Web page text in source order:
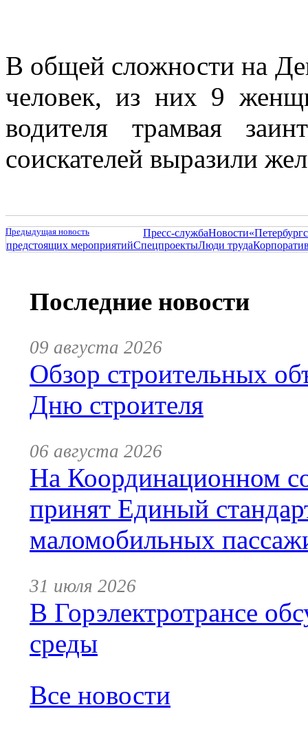
В общей сложности на
человек, из них 9
водителя трамвая
соискателей выразили
Предыдущая новость Пресс-службаНовости
предстоящих мероприятийСпецпроектыЛюди труда
Последние новости
09 августа 2026
Обзор строительных
Дню строителя
06 августа 2026
На Координационном
принят Единый
маломобильных
31 июля 2026
В Горэлектротрансе
среды
Все новости